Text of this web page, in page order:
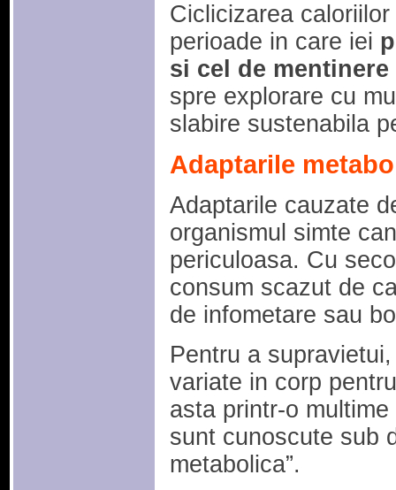
Ciclicizarea
perioade in care iei
si cel de mentinere
spre explorare cu
slabire sustenabila
Adaptarile
Adaptarile cauzate
organismul simte
periculoasa. Cu
consum scazut de
de infometare sau
Pentru a
variate in corp
asta printr-o
sunt cunoscute sub
metabolica”.